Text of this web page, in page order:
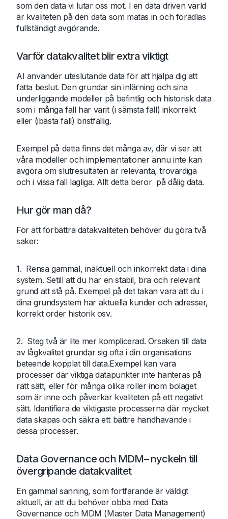
som den data vi lutar oss mot. I en data driven värld
är kvaliteten på den data som matas in och förädlas
fullständigt avgörande.
Varför datakvalitet blir extra viktigt
AI använder uteslutande data för att hjälpa dig att
fatta beslut. Den grundar sin inlärning och sina
underliggande modeller på befintlig och historisk data
som i många fall har varit (i sämsta fall) inkorrekt
eller (ibästa fall) bristfällig.
Exempel på detta finns det många av, där vi ser att
våra modeller och implementationer ännu inte kan
avgöra om slutresultaten är relevanta, trovärdiga
och i vissa fall lagliga. Allt detta beror på dålig data.
Hur gör man då?
För att förbättra datakvaliteten behöver du göra två
saker:
1. Rensa gammal, inaktuell och inkorrekt data i dina
system. Setill att du har en stabil, bra och relevant
grund att stå på. Exempel på det takan vara att du i
dina grundsystem har aktuella kunder och adresser,
korrekt order historik osv.
2. Steg två är lite mer komplicerad. Orsaken till data
av lågkvalitet grundar sig ofta i din organisations
beteende kopplat till data.Exempel kan vara
processer där viktiga datapunkter inte hanteras på
rätt sätt, eller för många olika roller inom bolaget
som är inne och påverkar kvaliteten på ett negativt
sätt. Identifiera de viktigaste processerna där mycket
data skapas och säkra ett bättre handhavande i
dessa processer.
Data Governance och MDM– nyckeln till
övergripande datakvalitet
En gammal sanning, som fortfarande är väldigt
aktuell, är att du behöver obba med Data
Governance och MDM (Master Data Management)